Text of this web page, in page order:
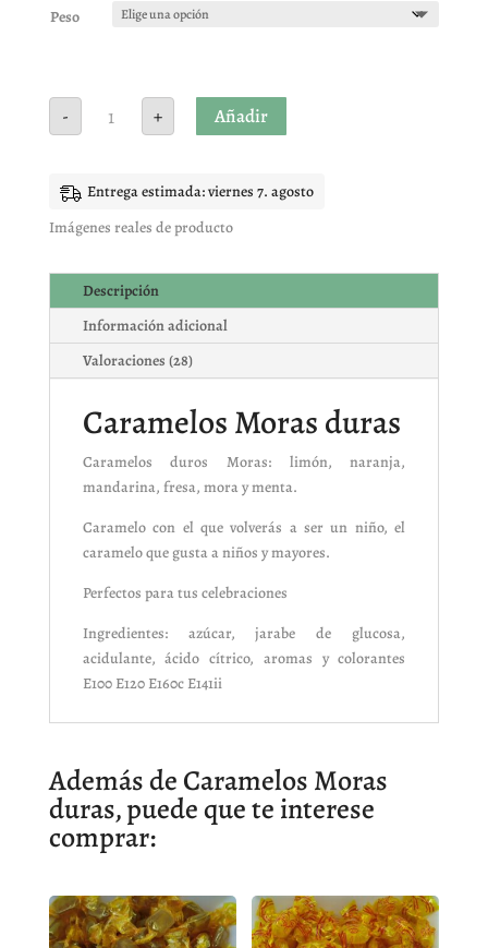
5 en base
a
Peso
-
Caramelos
Moras + Añadir
Entrega estimada: viernes 7. agosto
Imágenes reales de producto
Descripción
Información adicional
Valoraciones (28)
Caramelos Moras duras
Caramelos duros Moras: limón, naranja,
mandarina, fresa, mora y menta.
Caramelo con el que volverás a ser un niño, el
caramelo que gusta a niños y mayores.
Perfectos para tus celebraciones
Ingredientes: azúcar, jarabe de glucosa,
acidulante, ácido cítrico, aromas y colorantes
E100 E120 E160c E141ii
Además de Caramelos Moras
duras, puede que te interese
comprar: